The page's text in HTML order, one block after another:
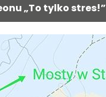
„To tylko stres!”